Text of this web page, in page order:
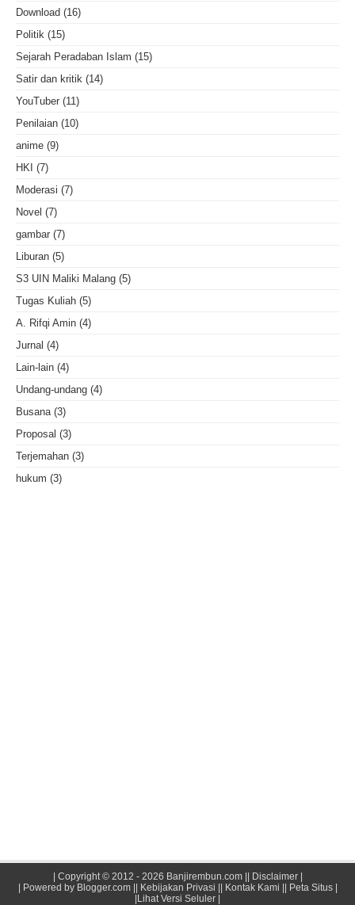
Download (16)
Politik (15)
Sejarah Peradaban Islam (15)
Satir dan kritik (14)
YouTuber (11)
Penilaian (10)
anime (9)
HKI (7)
Moderasi (7)
Novel (7)
gambar (7)
Liburan (5)
S3 UIN Maliki Malang (5)
Tugas Kuliah (5)
A. Rifqi Amin (4)
Jurnal (4)
Lain-lain (4)
Undang-undang (4)
Busana (3)
Proposal (3)
Terjemahan (3)
hukum (3)
Copyright © 2012 - 2026 Banjirembun.com|| Disclaimer|
| Powered by Blogger.com|| Kebijakan Privasi Kontak Kami ||
Peta Situs |
|Lihat Versi Seluler